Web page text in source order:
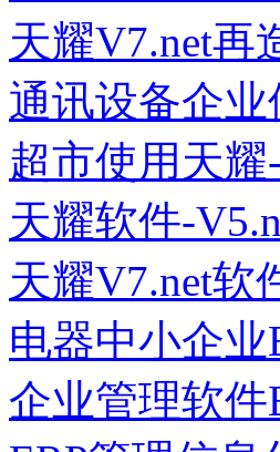
天耀V7.net再
通讯设备企
超市使用天
天耀软件-
天耀V7.net软
电器中小企业
企业管理软件